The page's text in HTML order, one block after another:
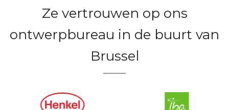
Ze vertrouwen op ons
ontwerpbureau in de buurt van
Brussel